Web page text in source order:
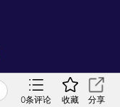
0条评论 收藏 分享